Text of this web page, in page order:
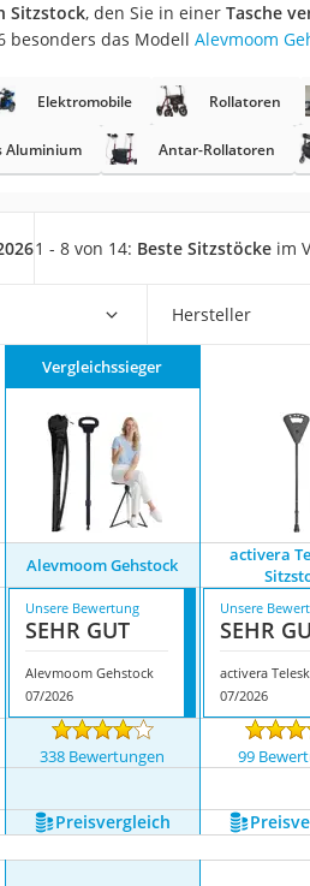
Eiweißpulver
Katzenklappe
Zeckenschutz
Philips-
Mineralfutter
Sitzstock, den Sie in einer Tasche
besonders das Modell Alevmoom
Elektromobile Rollatoren
Aluminium Antar-Rollatoren
1 - 8 von 14: Beste Sitzstöcke im
Hersteller
Vergleichssieger
Alevmoom Gehstock
activera
Unsere Bewertung
SEHR GUT
Alevmoom Gehstock
07/2026
Unsere
SEHR
07/2026
338 Bewertungen 99
Preis­vergleich